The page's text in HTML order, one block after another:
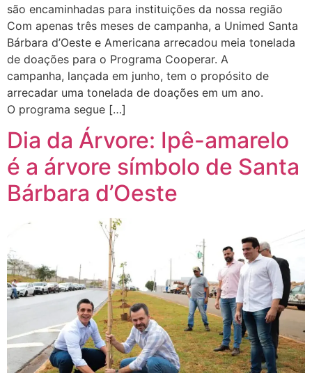
são encaminhadas para instituições da nossa região
Com apenas três meses de campanha, a Unimed Santa
Bárbara d’Oeste e Americana arrecadou meia tonelada
de doações para o Programa Cooperar. A
campanha, lançada em junho, tem o propósito de
arrecadar uma tonelada de doações em um ano.
O programa segue […]
Dia da Árvore: Ipê-amarelo
é a árvore símbolo de Santa
Bárbara d’Oeste